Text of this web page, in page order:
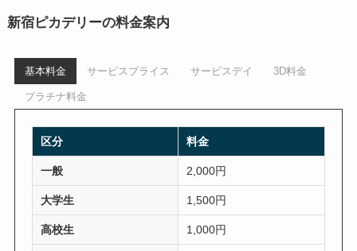
新宿ピカデリーの料金案内
基本料金 サービスプライス サービスデイ 3D料金
プラチナ料金
区分 料金
一般 2,000円
大学生 1,500円
高校生 1,000円